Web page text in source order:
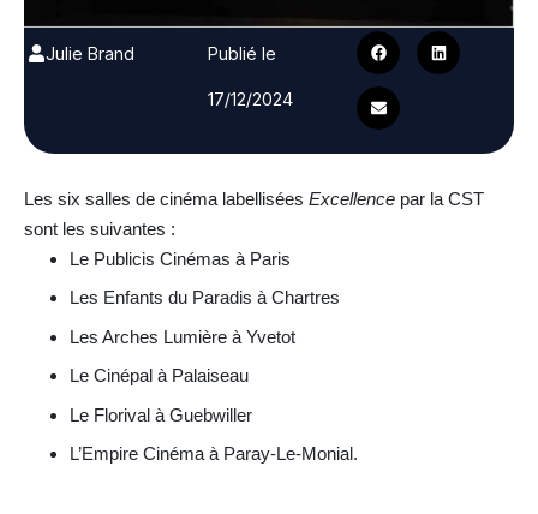
Julie Brand
Publié le
17/12/2024
Les six salles de cinéma labellisées Excellence par la CST
sont les suivantes :
Le Publicis Cinémas à Paris
Les Enfants du Paradis à Chartres
Les Arches Lumière à Yvetot
Le Cinépal à Palaiseau
Le Florival à Guebwiller
L’Empire Cinéma à Paray-Le-Monial.